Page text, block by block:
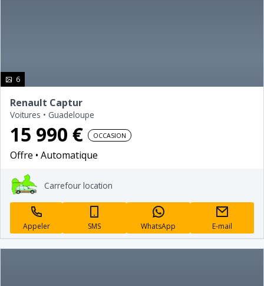
6photo(s)
Renault Captur
Voitures • Guadeloupe
15 990 € OCCASION
Offre Automatique
Carrefour location
Appeler SMS WhatsApp E-mail